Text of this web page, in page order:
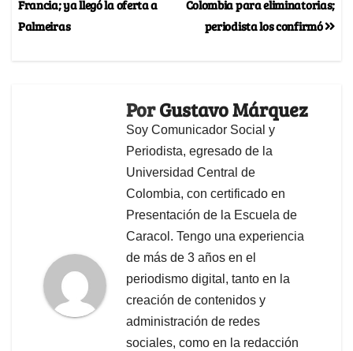
Colombia para eliminatorias;
periodista los confirmó
Francia; ya llegó la oferta a
Palmeiras
PorGustavo Márquez
Soy Comunicador Social y
Periodista, egresado de la
Universidad Central de
Colombia, con certificado en
Presentación de la Escuela de
Caracol. Tengo una experiencia
de más de 3 años en el
periodismo digital, tanto en la
creación de contenidos y
administración de redes
sociales, como en la redacción